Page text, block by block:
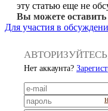
эту статью еще не
Вы можете
Для участия в
Нет аккаунта?